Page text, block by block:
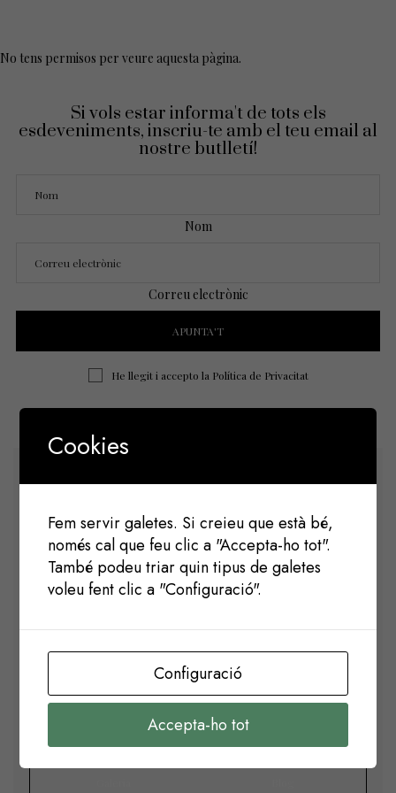
No tens permisos per veure aquesta pàgina.
Si vols estar informa't de tots els
esdeveniments, inscriu-te amb el teu email al
nostre butlletí!
Nom
Correu electrònic
He llegit i accepto la Política de Privacitat
MAPA WEB
Exposicions Concursos
Cookies
Fem servir galetes. Si creieu que està bé,
només cal que feu clic a "Accepta-ho tot".
També podeu triar quin tipus de galetes
voleu fent clic a "Configuració".
Configuració
Accepta-ho tot